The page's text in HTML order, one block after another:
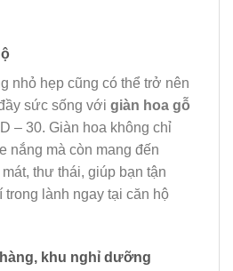
nhỏ hẹp cũng có thể trở nên
sức sống với giàn hoa gỗ
– 30. Giàn hoa không chỉ
nắng mà còn mang đến
thư thái, giúp bạn tận
lành ngay tại căn hộ
khu nghỉ dưỡng